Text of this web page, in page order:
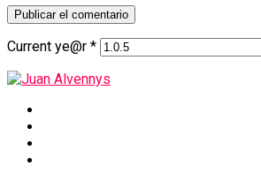
Current ye@r *